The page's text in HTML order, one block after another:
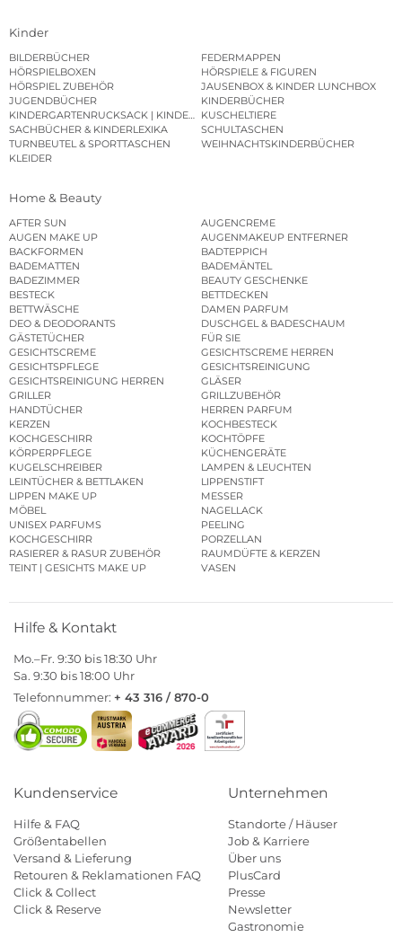
Kinder
BILDERBÜCHER
FEDERMAPPEN
HÖRSPIELBOXEN
HÖRSPIELE & FIGUREN
HÖRSPIEL ZUBEHÖR
JAUSENBOX & KINDER LUNCHBOX
JUGENDBÜCHER
KINDERBÜCHER
KINDERGARTENRUCKSACK | KINDERGARTENBEUTEL
KUSCHELTIERE
SACHBÜCHER & KINDERLEXIKA
SCHULTASCHEN
TURNBEUTEL & SPORTTASCHEN
WEIHNACHTSKINDERBÜCHER
KLEIDER
Home & Beauty
AFTER SUN
AUGENCREME
AUGEN MAKE UP
AUGENMAKEUP ENTFERNER
BACKFORMEN
BADTEPPICH
BADEMATTEN
BADEMÄNTEL
BADEZIMMER
BEAUTY GESCHENKE
BESTECK
BETTDECKEN
BETTWÄSCHE
DAMEN PARFUM
DEO & DEODORANTS
DUSCHGEL & BADESCHAUM
GÄSTETÜCHER
FÜR SIE
GESICHTSCREME
GESICHTSCREME HERREN
GESICHTSPFLEGE
GESICHTSREINIGUNG
GESICHTSREINIGUNG HERREN
GLÄSER
GRILLER
GRILLZUBEHÖR
HANDTÜCHER
HERREN PARFUM
KERZEN
KOCHBESTECK
KOCHGESCHIRR
KOCHTÖPFE
KÖRPERPFLEGE
KÜCHENGERÄTE
KUGELSCHREIBER
LAMPEN & LEUCHTEN
LEINTÜCHER & BETTLAKEN
LIPPENSTIFT
LIPPEN MAKE UP
MESSER
MÖBEL
NAGELLACK
UNISEX PARFUMS
PEELING
KOCHGESCHIRR
PORZELLAN
RASIERER & RASUR ZUBEHÖR
RAUMDÜFTE & KERZEN
TEINT | GESICHTS MAKE UP
VASEN
Hilfe & Kontakt
Mo.–Fr. 9:30 bis 18:30 Uhr
Sa. 9:30 bis 18:00 Uhr
Telefonnummer: + 43 316 / 870-0
Kundenservice
Hilfe & FAQ
Größentabellen
Versand & Lieferung
Retouren & Reklamationen FAQ
Click & Collect
Click & Reserve
Unternehmen
Standorte / Häuser
Job & Karriere
Über uns
PlusCard
Presse
Newsletter
Gastronomie